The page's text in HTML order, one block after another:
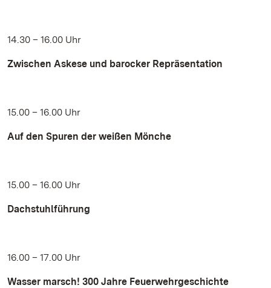
14.30 – 16.00 Uhr
Zwischen Askese und barocker Repräsentation
15.00 – 16.00 Uhr
Auf den Spuren der weißen Mönche
15.00 – 16.00 Uhr
Dachstuhlführung
16.00 – 17.00 Uhr
Wasser marsch! 300 Jahre Feuerwehrgeschichte